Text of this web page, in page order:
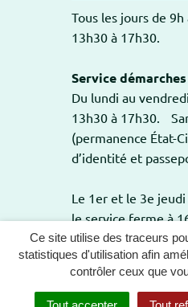
Ce site utilise des traceurs
statistiques d'utilisation afin
contrôler ceux que
Tous les jours de
13h30 à 17h30.
Service
Du lundi au
13h30 à 17h30.
(permanence État-
d’identité et
Le 1er et le 3e
le service ferme à
GESTION
PLAN